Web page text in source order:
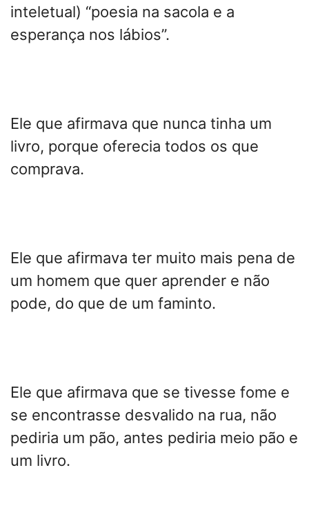
inteletual) “poesia na sacola e a
esperança nos lábios”.
Ele que afirmava que nunca tinha um
livro, porque oferecia todos os que
comprava.
Ele que afirmava ter muito mais pena de
um homem que quer aprender e não
pode, do que de um faminto.
Ele que afirmava que se tivesse fome e
se encontrasse desvalido na rua, não
pediria um pão, antes pediria meio pão e
um livro.